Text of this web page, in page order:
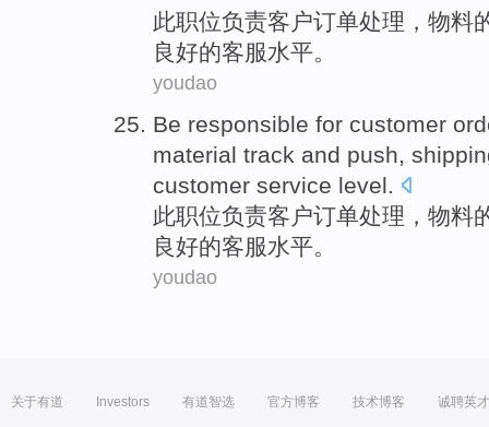
此职位负责客户订单处理 ， 物料
良好的客服水平。
youdao
Be responsible for customer
material track and push,
customer service level.
此职位负责客户订单处理 ， 物料
良好的客服水平。
youdao
关于有道 Investors 有道智选 官方博客 技术博客 诚聘英才